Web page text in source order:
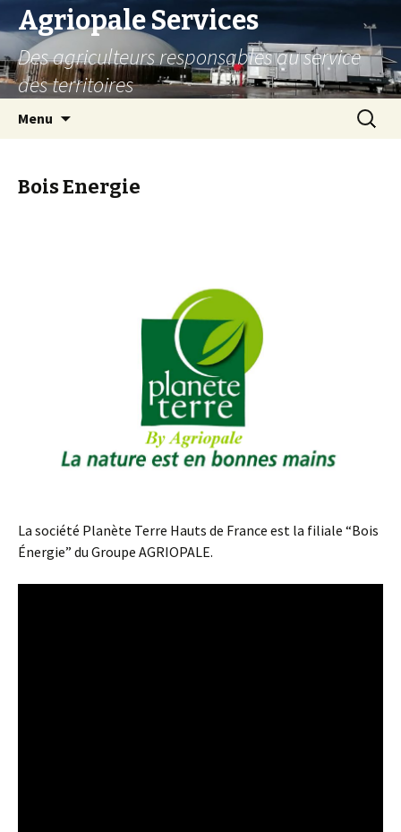
Agriopale Services
Des agriculteurs responsables au service
des territoires
Menu
Bois Energie
La société Planète Terre Hauts de France est la filiale “Bois
Énergie” du Groupe AGRIOPALE.